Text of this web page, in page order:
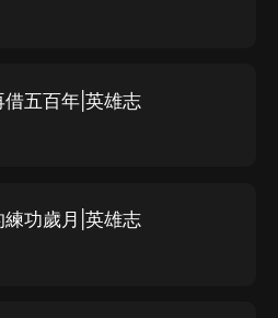
：guojingdaxia168】
五百年|英雄志
功歲月|英雄志